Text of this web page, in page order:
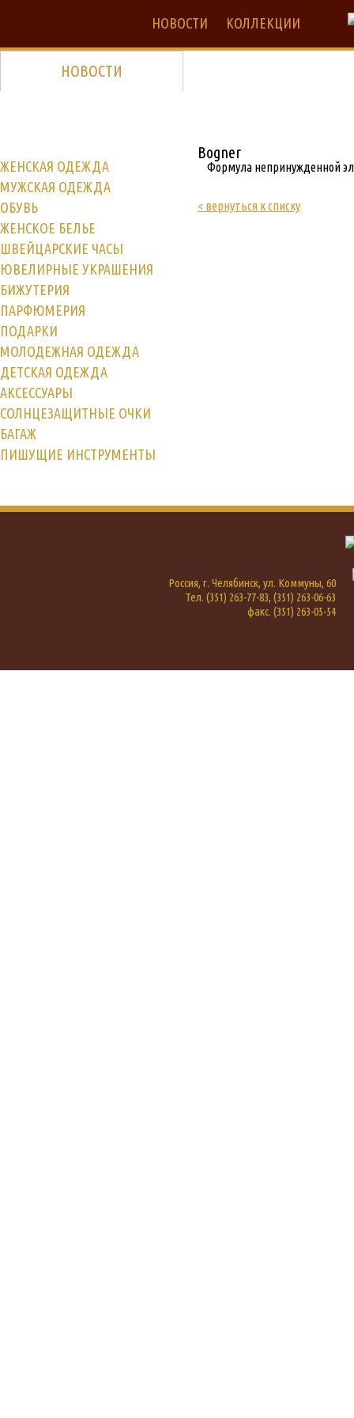
НОВОСТИ КОЛЛЕКЦИИ
НОВОСТИ
ЖЕНСКАЯ ОДЕЖДА
МУЖСКАЯ ОДЕЖДА
ОБУВЬ
ЖЕНСКОЕ БЕЛЬЕ
ШВЕЙЦАРСКИЕ ЧАСЫ
ЮВЕЛИРНЫЕ УКРАШЕНИЯ
БИЖУТЕРИЯ
ПАРФЮМЕРИЯ
ПОДАРКИ
МОЛОДЕЖНАЯ ОДЕЖДА
ДЕТСКАЯ ОДЕЖДА
АКСЕССУАРЫ
СОЛНЦЕЗАЩИТНЫЕ ОЧКИ
БАГАЖ
ПИШУЩИЕ ИНСТРУМЕНТЫ
Bogner
Формула непринужденной
< вернуться к списку
Россия, г. Челябинск, ул. Коммуны, 60
Тел. (351) 263-77-83, (351) 263-06-63
факс. (351) 263-05-54